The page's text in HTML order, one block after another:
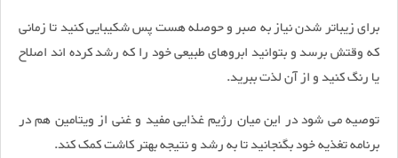
برای زیباتر شدن نیاز به صبر و حوصله هست پس شکیبایی کنید تا زمانی
که وقتش برسد و بتوانید ابروهای طبیعی خود را که رشد کرده اند اصلاح
یا رنگ کنید و از آن لذت ببرید.
توصیه می شود در این میان رژیم غذایی مفید و غنی از ویتامین هم در
برنامه تغذیه خود بگنجانید تا به رشد و نتیجه بهتر کاشت کمک کند.